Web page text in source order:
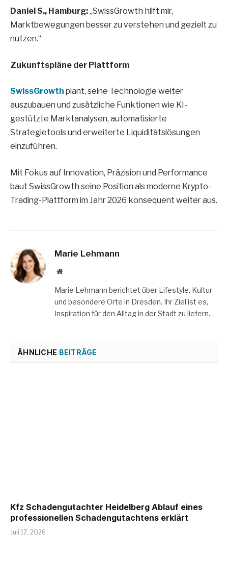
Daniel S., Hamburg:„SwissGrowth hilft mir,
Marktbewegungen besser zu verstehen und gezielt zu
nutzen.“
Zukunftspläne der Plattform
SwissGrowth plant, seine Technologie weiter
auszubauen und zusätzliche Funktionen wie KI-
gestützte Marktanalysen, automatisierte
Strategietools und erweiterte Liquiditätslösungen
einzuführen.
Mit Fokus auf Innovation, Präzision und Performance
baut SwissGrowth seine Position als moderne Krypto-
Trading-Plattform im Jahr 2026 konsequent weiter aus.
Marie Lehmann
Website
Marie Lehmann berichtet über Lifestyle, Kultur
und besondere Orte in Dresden. Ihr Ziel ist es,
Inspiration für den Alltag in der Stadt zu liefern.
ÄHNLICHE BEITRÄGE
Kfz Schadengutachter Heidelberg Ablauf eines
professionellen Schadengutachtens erklärt
Juli 17, 2026